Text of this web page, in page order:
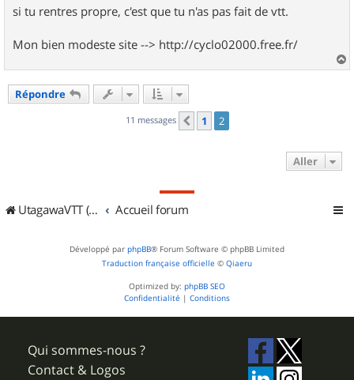
si tu rentres propre, c'est que tu n'as pas fait de vtt.
Mon bien modeste site --> http://cyclo02000.free.fr/
a
Répondre
11 messages Précédent
1 2
Aller
UtagawaVTT (Randos VTT et VTTAE avec traces GPS) Accueil forum
Développé par phpBB® Forum Software © phpBB Limited
Traduction française officielle © Qiaeru
Optimized by: phpBB SEO
Confidentialité | Conditions
Qui sommes-nous ?
Contact & Logos